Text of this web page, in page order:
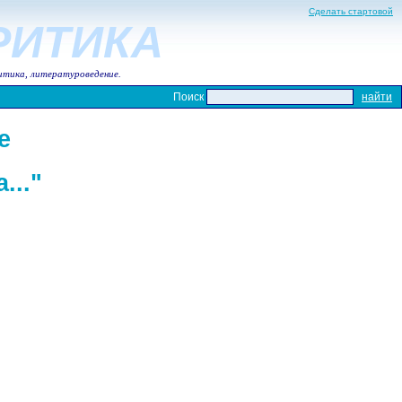
Сделать стартовой
литературоведение.
Поиск